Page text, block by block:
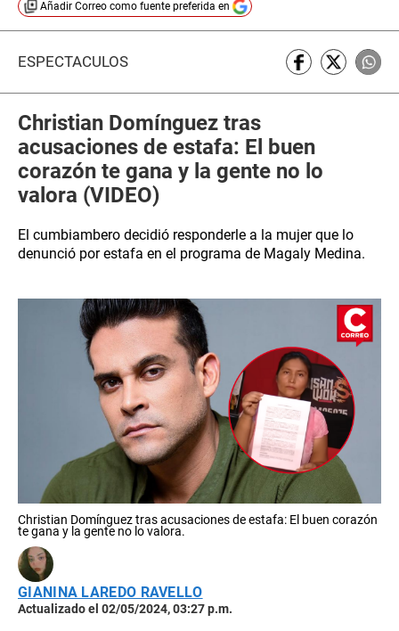
Añadir Correo como fuente preferida en
ESPECTÁCULOS
Christian Domínguez tras
acusaciones de estafa: El buen
corazón te gana y la gente no lo
valora (VIDEO)
El cumbiambero decidió responderle a la mujer que lo
denunció por estafa en el programa de Magaly Medina.
Christian Domínguez tras acusaciones de estafa: El buen corazón
te gana y la gente no lo valora.
GIANINA LAREDO RAVELLO
Actualizado el 02/05/2024, 03:27 p.m.